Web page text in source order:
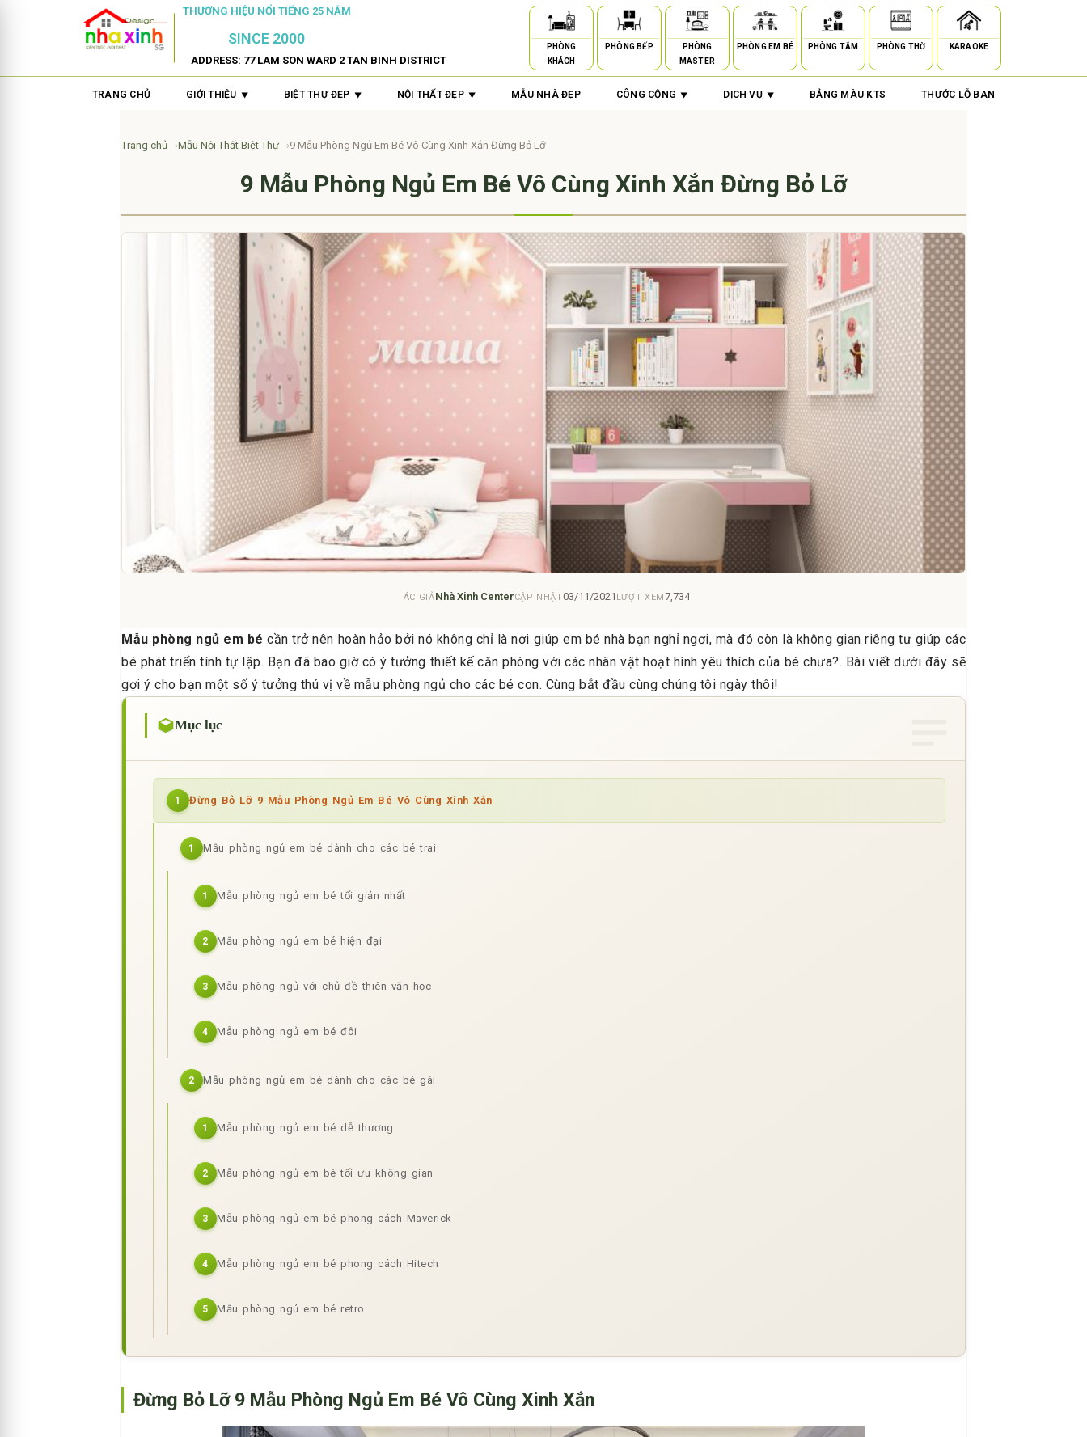
THƯƠNG HIỆU NỔI TIẾNG 25 NĂM
SINCE 2000
ADDRESS: 77 LAM SON WARD 2 TAN BINH DISTRICT
PHÒNG
KHÁCH
PHÒNG BẾP
PHÒNG
MASTER
PHÒNG EM BÉ PHÒNG TẮM PHÒNG THỜ KARAOKE
TRANG CHỦ GIỚI THIỆU BIỆT THỰ ĐẸP NỘI THẤT ĐẸP MẪU NHÀ ĐẸP CÔNG CỘNG DỊCH VỤ BẢNG MÀU KTS THƯỚC LỖ BAN
Trang chủ Mẫu Nội Thất Biệt Thự 9 Mẫu Phòng Ngủ Em Bé Vô Cùng Xinh Xắn Đừng Bỏ Lỡ
9 Mẫu Phòng Ngủ Em Bé Vô Cùng Xinh Xắn Đừng Bỏ Lỡ
TÁC GIẢNhà Xinh CenterCẬP NHẬT03/11/2021 LƯỢT XEM7,734
Mẫu phòng ngủ em bé cần trở nên hoàn hảo bởi nó không chỉ là nơi giúp em bé nhà bạn nghỉ ngơi, mà đó còn là không gian riêng tư giúp các
bé phát triển tính tự lập. Bạn đã bao giờ có ý tưởng thiết kế căn phòng với các nhân vật hoạt hình yêu thích của bé chưa?. Bài viết dưới đây sẽ
gợi ý cho bạn một số ý tưởng thú vị về mẫu phòng ngủ cho các bé con. Cùng bắt đầu cùng chúng tôi ngày thôi!
Mục lục
1 Đừng Bỏ Lỡ 9 Mẫu Phòng Ngủ Em Bé Vô Cùng Xinh Xắn
1 Mẫu phòng ngủ em bé dành cho các bé trai
1 Mẫu phòng ngủ em bé tối giản nhất
2 Mẫu phòng ngủ em bé hiện đại
3 Mẫu phòng ngủ với chủ đề thiên văn học
4 Mẫu phòng ngủ em bé đôi
2 Mẫu phòng ngủ em bé dành cho các bé gái
1 Mẫu phòng ngủ em bé dễ thương
2 Mẫu phòng ngủ em bé tối ưu không gian
3 Mẫu phòng ngủ em bé phong cách Maverick
4 Mẫu phòng ngủ em bé phong cách Hitech
5 Mẫu phòng ngủ em bé retro
Đừng Bỏ Lỡ 9 Mẫu Phòng Ngủ Em Bé Vô Cùng Xinh Xắn